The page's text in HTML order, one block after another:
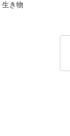
生き物